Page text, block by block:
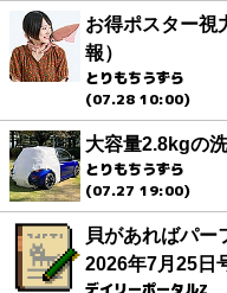
お得ポスター視
報）
とりもちうずら
(07.28 10:00)
大容量2.8kgの
とりもちうずら
(07.27 19:00)
貝があればパー
2026年7月25日
デイリーポータルZ